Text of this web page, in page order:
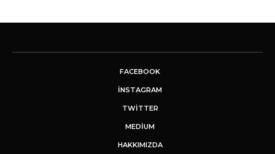
FACEBOOK
INSTAGRAM
TWITTER
MEDIUM
HAKKIMIZDA